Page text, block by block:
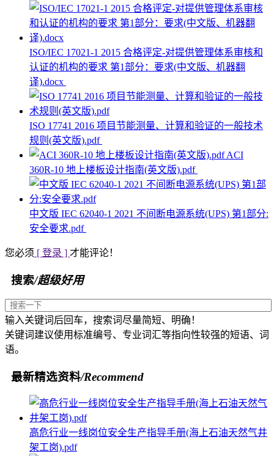
ISO/IEC 17021-1 2015 合格评定-对提供管理体系审核和
认证的机构的要求 第1部分：要求(中文版、机器翻
译).docx
ISO 17741 2016 项目节能测量、计算和验证的一般技术
规则(英文版).pdf
ACI
360R-10 地上楼板设计指南(英文版).pdf
中文版 IEC 62040-1 2021 不间断电源系统(UPS) 第1部分:
安全要求.pdf
您必须 [ 登录 ] 才能评论！
搜索/超级好用
输入关键词后回车，搜索词尽量简短、明确！
关键词建议使用标准编号、专业词汇等指向性较强的短语、词
语。
最新精选资料/Recommend
高危行业一线岗位安全生产指导手册(海上石油天然气井
架工岗).pdf